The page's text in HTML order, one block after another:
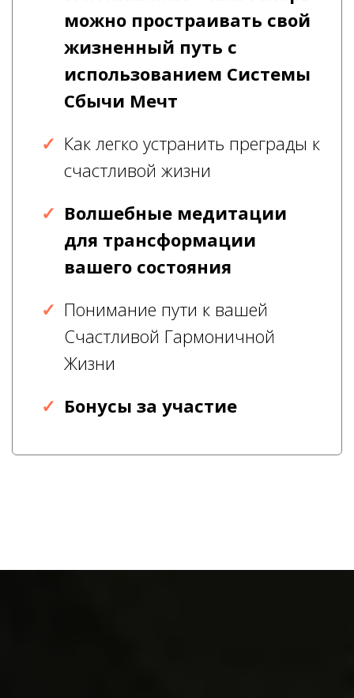
можно простраивать свой
жизненный путь с
использованием Системы
Сбычи Мечт
Как легко устранить преграды к
счастливой жизни
Волшебные медитации
для трансформации
вашего состояния
Понимание пути к вашей
Счастливой Гармоничной
Жизни
Бонусы за участие